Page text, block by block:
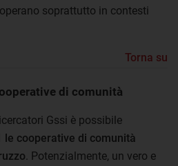
soprattutto in contesti
Torna su
di comunità
Gssi è possibile
le cooperative di comunità
. Potenzialmente, un vero e